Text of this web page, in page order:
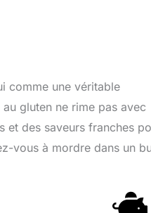
comme une véritable
gluten ne rime pas avec
et des saveurs franches
vous à mordre dans un